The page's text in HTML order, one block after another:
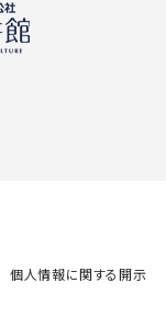
個人情報に関する開示